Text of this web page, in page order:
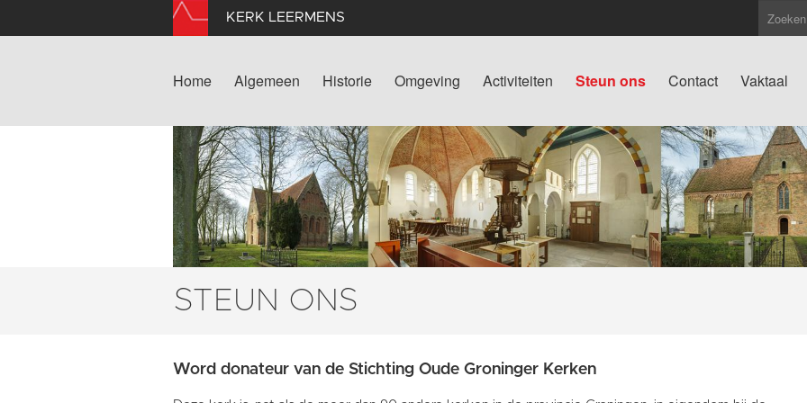
KERK LEERMENS
Home Algemeen Historie Omgeving Activiteiten Steun ons Contact Vaktaal
STEUN ONS
Word donateur van de Stichting Oude Groninger Kerken